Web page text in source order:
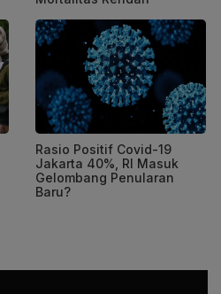
Rasio Positif Covid-19
Jakarta 40%, RI Masuk
Gelombang Penularan
Baru?